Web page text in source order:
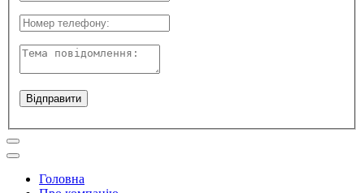
Відправити
Головна